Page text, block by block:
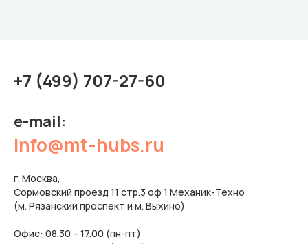
+7 (499) 707-27-60
e-mail:
info@mt-hubs.ru
г. Москва,
Сормовский проезд 11 стр.3 оф 1 Механик-Техно
(м. Рязанский проспект и м. Выхино)
Офис: 08.30 – 17.00 (пн-пт)